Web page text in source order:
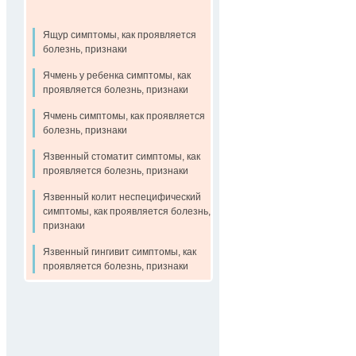
Ящур симптомы, как проявляется
болезнь, признаки
Ячмень у ребенка симптомы, как
проявляется болезнь, признаки
Ячмень симптомы, как проявляется
болезнь, признаки
Язвенный стоматит симптомы, как
проявляется болезнь, признаки
Язвенный колит неспецифический
симптомы, как проявляется болезнь,
признаки
Язвенный гингивит симптомы, как
проявляется болезнь, признаки